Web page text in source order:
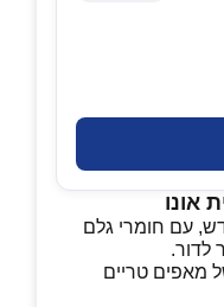
אונו
עם חומרי גלם
לדור.
מאפים טריים